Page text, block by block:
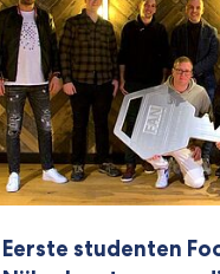
Eerste studenten